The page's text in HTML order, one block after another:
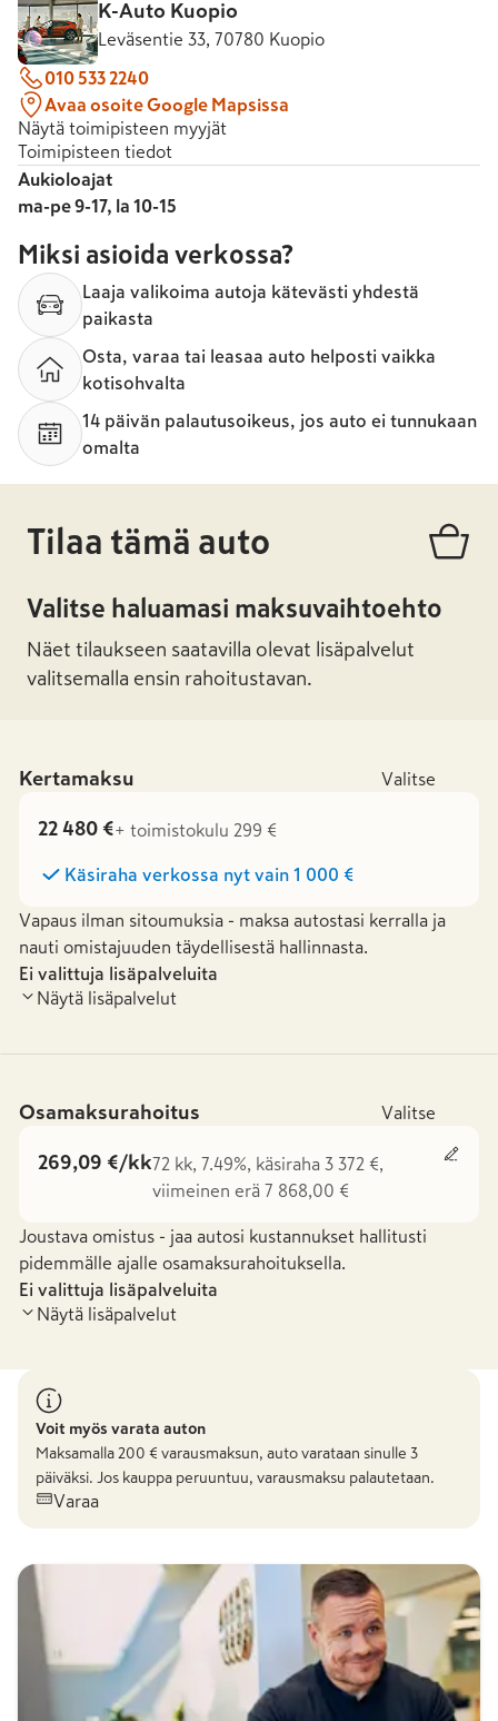
K-Auto Kuopio
Leväsentie 33, 70780 Kuopio
010 533 2240
Avaa osoite Google Mapsissa
Näytä toimipisteen myyjät
Toimipisteen tiedot
Aukioloajat
ma-pe 9-17, la 10-15
Miksi asioida verkossa?
Laaja valikoima autoja kätevästi yhdestä
paikasta
Osta, varaa tai leasaa auto helposti vaikka
kotisohvalta
14 päivän palautusoikeus, jos auto ei tunnukaan
omalta
Tilaa tämä auto
Valitse haluamasi maksuvaihtoehto
Näet tilaukseen saatavilla olevat lisäpalvelut
valitsemalla ensin rahoitustavan.
Kertamaksu Valitse
22 480 €+ toimistokulu 299 €
Käsiraha verkossa nyt vain 1 000 €
Vapaus ilman sitoumuksia - maksa autostasi kerralla ja
nauti omistajuuden täydellisestä hallinnasta.
Ei valittuja lisäpalveluita
Näytä lisäpalvelut
Osamaksurahoitus Valitse
269,09 €/kk72 kk, 7.49%, käsiraha 3 372 €,
viimeinen erä 7 868,00 €
Joustava omistus - jaa autosi kustannukset hallitusti
pidemmälle ajalle osamaksurahoituksella.
Ei valittuja lisäpalveluita
Näytä lisäpalvelut
Voit myös varata auton
Maksamalla 200 € varausmaksun, auto varataan sinulle 3
päiväksi. Jos kauppa peruuntuu, varausmaksu palautetaan.
Varaa